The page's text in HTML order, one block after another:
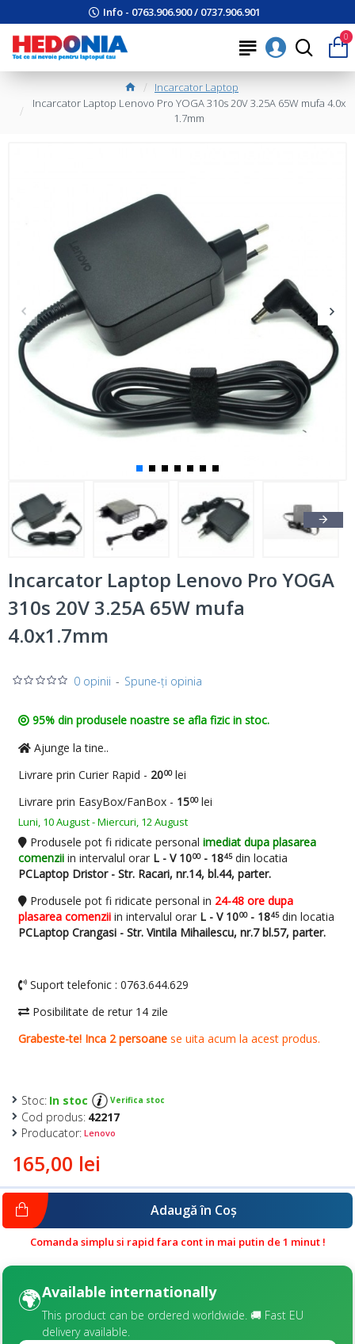
Info - 0763.906.900 / 0737.906.901
0
Incarcator Laptop
Incarcator Laptop Lenovo Pro YOGA 310s 20V 3.25A 65W mufa 4.0x
1.7mm
Incarcator Laptop Lenovo Pro YOGA
310s 20V 3.25A 65W mufa
4.0x1.7mm
0 opinii - Spune-ţi opinia
165,00 lei
Stoc: In stoc Verifica stoc
Cod produs: 42217
Producator: Lenovo
Adaugă în Coş
Comanda simplu si rapid fara cont in mai putin de 1 minut !
🌍Available internationally
This product can be ordered worldwide. 🚚 Fast EU
delivery available.